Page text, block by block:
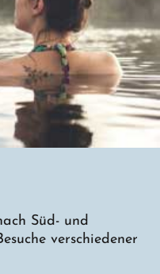
Süd- und
verschiedener